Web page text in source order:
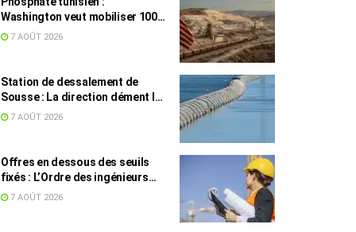
Washington veut mobiliser 100
millions de dollars, avec la Chine
7 AOÛT 2026
Station de dessalement de
Sousse : La direction dément les
rumeurs sur une eau impropre à
7 AOÛT 2026
Offres en dessous des seuils
fixés : L’Ordre des ingénieurs
hausse le ton
7 AOÛT 2026